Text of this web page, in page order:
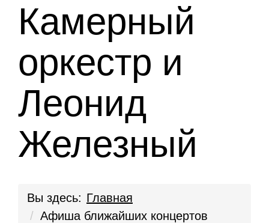
Камерный
оркестр и
Леонид
Железный
Вы здесь: Главная
Афиша ближайших концертов